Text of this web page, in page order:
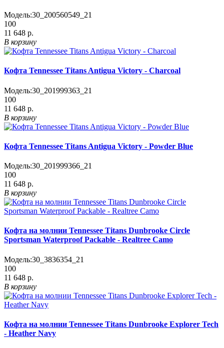
Модель:30_200560549_21
100
11 648 р.
В корзину
Кофта Tennessee Titans Antigua Victory - Charcoal
Модель:30_201999363_21
100
11 648 р.
В корзину
Кофта Tennessee Titans Antigua Victory - Powder Blue
Модель:30_201999366_21
100
11 648 р.
В корзину
Кофта на молнии Tennessee Titans Dunbrooke Circle
Sportsman Waterproof Packable - Realtree Camo
Модель:30_3836354_21
100
11 648 р.
В корзину
Кофта на молнии Tennessee Titans Dunbrooke Explorer Tech
- Heather Navy